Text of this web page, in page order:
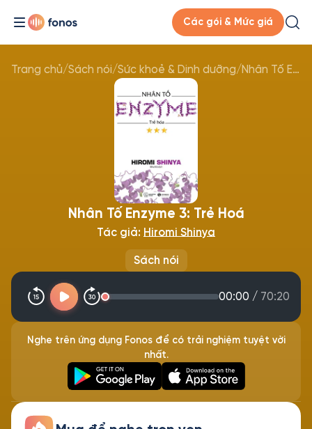
Các gói & Mức giá
Trang chủ/Sách nói/Sức khoẻ & Dinh dưỡng/ Nhân Tố Enzyme 3: Trẻ Hoá
Sách nói
Nhân Tố Enzyme 3: Trẻ Hoá
Tác giả: Hiromi Shinya
00:00 / 70:20
Nghe trên ứng dụng Fonos để có trải nghiệm tuyệt vời
nhất.